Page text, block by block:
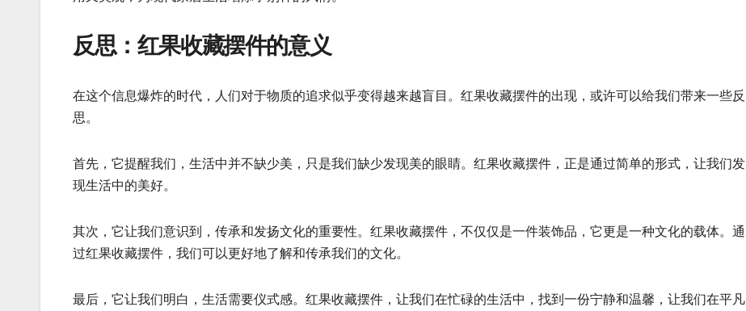
反思：红果收藏摆件的意义
在这个信息爆炸的时代，人们对于物质的追求似乎变得越来越盲目。红果收藏摆件的出现，或许可以给我们带来一些反
思。
首先，它提醒我们，生活中并不缺少美，只是我们缺少发现美的眼睛。红果收藏摆件，正是通过简单的形式，让我们发
现生活中的美好。
其次，它让我们意识到，传承和发扬文化的重要性。红果收藏摆件，不仅仅是一件装饰品，它更是一种文化的载体。通
过红果收藏摆件，我们可以更好地了解和传承我们的文化。
最后，它让我们明白，生活需要仪式感。红果收藏摆件，让我们在忙碌的生活中，找到一份宁静和温馨，让我们在平凡